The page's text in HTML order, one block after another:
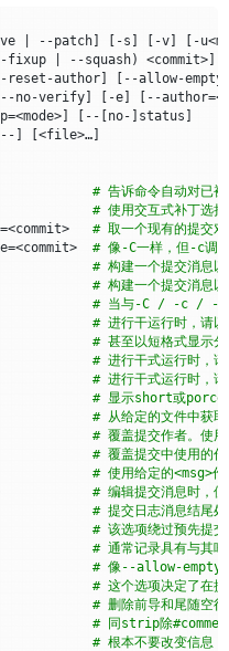
harder
delete
# 省
# 在-M
U | X|B) …​[*]]
# 选
可以
# 查找
regex
# 控制
-R
# 交换
# 从项
text
# 将所
at-eol
# 忽略
change
# 忽略
all-space
# 比较
lines
# 忽略
# 显示
context
# 显示
code
# 用类
# 禁
diff
# 允许
diff
# 禁止
no-textconv
# 在比
# 忽略
# 显示
# 显示
prefix
# 不要
# 为每
in-index
# 默
-3 --theirs
# 比较
-0
# 忽略
# 给出
--patch] [ -s ] [ -v] [ -
fixup --squash) <commit>]
reset-author] [ --allow-empty
--no-verify] [ -e] [ --author=
=<mode>] [ -- [no- ] status ]
-- ] [<file>…​]
all
# 告诉命令自动对已
# 使用交互式补丁选
=<commit> # 取一个现有的提交对
=<commit> # 像-C一样，但-c调
# 构建一个提交消息
# 构建一个提交消息
# 当与-C / -c / - 修改
# 进行干运行时，请以
# 甚至以短格式显示
# 进行干式运行时，
# 进行干式运行时，
# 显示short或
# 从给定的文件中获
# 覆盖提交作者。使
# 覆盖提交中使用的作
# 使用给定的<msg>作
# 编辑提交消息时，
# 提交日志消息结尾
# 该选项绕过预先提交
# 通常记录具有与其唯
# 像--allow-empty这
# 这个选项决定了在
# 删除前导和尾随空
# 同strip除
# 根本不要改变信息